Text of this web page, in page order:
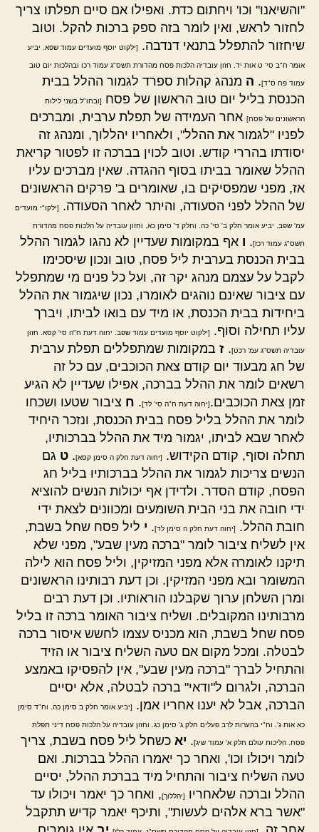
"והשיאנו" וכו' ויחתום כדת. ואפילו אם סיים תפלתו צריך
לחזור לראש, ואין לומר בזה ספק ברכות להקל. וטוב
שיחזור להתפלל בתנאי דנדבה.
[ילקוט יוסף מועדים עמוד שפא. יביע
אומר ח"ב סי' ט אות יד. חזון עובדיה הלכות פסח מהדורת תשס"ג עמוד רכו ובהלכות יום טוב
עמוד פח ס"ד]. ה מנהג קהלות ספרד לגמור ההלל בבית
הכנסת בליל יום טוב הראשון של פסח
[ובחו"ל בשני לילות
הראשונים של פסח] אחר העמידה של תפלת ערבית, ומברכים
לפניו "לגמור את ההלל", ולאחריו יהללוך, ומנהג זה
יסודתו בהררי קודש. וטוב לכוין בברכה זו לפטור קריאת
ההלל שאומר בביתו בסוף ההגדה. שאין מברכים עליו
אז, מפני שמפסיקים בו, שאומרים ב' פרקים הראשונים
של ההלל לפני הסעודה, והיתר לאחר הסעודה.
[ילקו"י מועדים
עמ' שפב. יביע אומר חלק ב' סי' כה. וחלק ד' סימן כא. וחזון עובדיה על הלכות פסח מהדורת
תשס"ג עמוד רכז]. ו אף במקומות שעדיין לא נהגו לגמור ההלל
בבית הכנסת בערבית ליל פסח, טוב ונכון שיסכימו
לקבל על עצמם מנהג יקר זה, ועל כל פנים מי שמתפלל
עם ציבור שאינם נוהגים לאומרו, נכון שיגמור את ההלל
ביחידות בבית הכנסת, או מיד עם בואו לביתו, ויברך
עליו תחילה וסוף.
[ילקוט יוסף מועדים עמוד שפב. יחוה דעת ח"ה סי' קסא. חזון
עובדיה תשס"ג עמ' רכט]. ז במקומות שמתפללים תפלת ערבית
של חג מבעוד יום קודם צאת הכוכבים, עם כל זה
רשאים לומר את ההלל בברכה, אפילו שעדיין לא הגיע
זמן צאת הכוכבים.[יחוה דעת ח"ה סי' לד]. ח ציבור שטעו ושכחו
לומר את ההלל בליל פסח בבית הכנסת, ונזכר היחיד
לאחר שבא לביתו, יגמור מיד את ההלל בברכותיו,
תחלה וסוף, קודם הקידוש.
[יחוה דעת חלק ה סימן קסא]. ט גם
הנשים צריכות לגמור את ההלל בברכותיו בליל חג
הפסח, קודם הסדר. ולדידן אף יכולות הנשים להוציא
ידי חובה את בני הבית השומעים ומכוונים לצאת ידי
חובת ההלל.
[יחוה דעת חלק ה סימן לד]. י ליל פסח שחל בשבת,
אין לשליח ציבור לומר "ברכה מעין שבע", מפני שלא
תיקנו לאומרה אלא מפני המזיקין, וליל פסח הוא לילה
המשומר ובא מפני המזיקין. וכן דעת רבותינו הראשונים
ומרן השלחן ערוך שקבלנו הוראותיו. וכן דעת רבים
מרבותינו המקובלים. ושליח ציבור האומר ברכה זו בליל
פסח שחל בשבת, הוא מכניס עצמו לחשש איסור ברכה
לבטלה. ומכל מקום אם טעה השליח ציבור או הזיד
והתחיל לברך "ברכה מעין שבע", אין להפסיקו באמצע
הברכה, ולגרום ל"ודאי" ברכה לבטלה, אלא יסיים
הברכה, אבל לא יענו אחריו אמן.
[יביע אומר חלק ב סימן כה. וח"ד סימן
כא אות ג'. וח"י בהערות לרב פעלים חלק ג' סימן כג. וחזון עובדיה על הלכות פסח דיני תפלת
פסח. הליכות עולם חלק א' עמוד שיג]. יא כשחל ליל פסח בשבת, צריך
לומר ויכולו וכו', ואחר כך יאמרו ההלל בברכות. ואם
טעה השליח ציבור והתחיל מיד בברכת ההלל, יסיים
ההלל וברכה שלאחריו
[יהללוך], ואחר כך יאמר ויכולו עד
"אשר ברא אלהים לעשות", ותיכף יאמר קדיש תתקבל